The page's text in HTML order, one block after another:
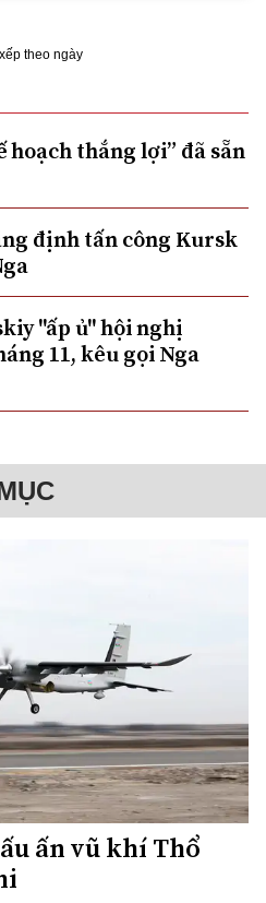
theo ngày
hoạch thắng lợi” đã sẵn
định tấn công Kursk
"ấp ủ" hội nghị
11, kêu gọi Nga
ấn vũ khí Thổ